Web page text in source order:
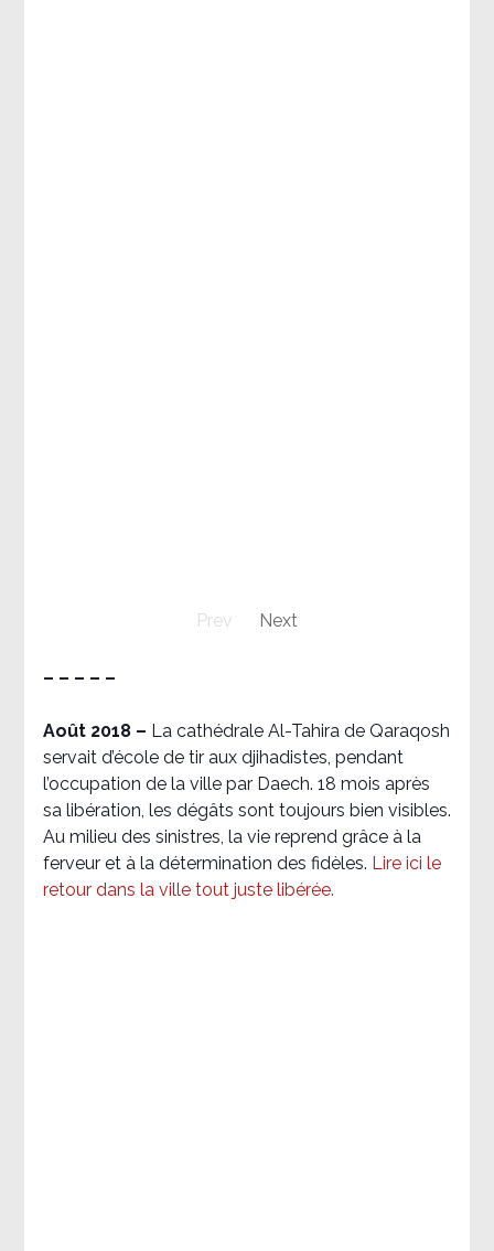
Prev Next
– – – – –
Août 2018 – La cathédrale Al-Tahira de Qaraqosh
servait d’école de tir aux djihadistes, pendant
l’occupation de la ville par Daech. 18 mois après
sa libération, les dégâts sont toujours bien visibles.
Au milieu des sinistres, la vie reprend grâce à la
ferveur et à la détermination des fidèles. Lire ici le
retour dans la ville tout juste libérée.